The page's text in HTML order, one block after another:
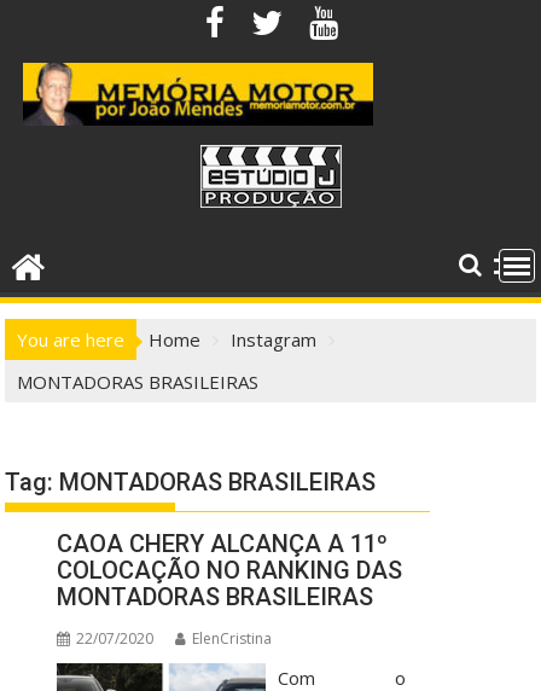
content
You are here Home
Instagram
MONTADORAS BRASILEIRAS
Tag: MONTADORAS BRASILEIRAS
CAOA CHERY ALCANÇA A 11º
COLOCAÇÃO NO RANKING DAS
MONTADORAS BRASILEIRAS
22/07/2020 ElenCristina
Com o